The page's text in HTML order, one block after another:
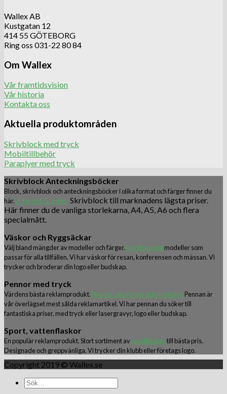
Wallex AB
Kustgatan 12
414 55 GÖTEBORG
Ring oss 031-22 80 84
Om Wallex
Vår framtidsvision
Vår historia
Kontakta oss
Aktuella produktområden
Skrivblock med tryck
Mobiltillbehör
Paraplyer med tryck
Skrivblock Anteckningsböcker
Block, skrivblock och anteckningsböcker i olika format och färger finner du
här.Vi har det du söker. Skrivblock till marknadens lägsta priser.
Här finner du de vanliga storlekarna, A4, A5, A6 och flera
specialmått.
Väskor och Ryggsäckar
Välj bland mängder av modeller och färger. Här finner du modeller som
passar för alla tillfällen. Vi har väskor för resan, konferensen och mässan. Vi
trycker och broderar din logo eller budskap.
Pennor med tryck
Värdens bästa reklamprodukt. Pennor i alla färger och modeller. Pennan är
vår överlägset mest sålda reklamartikel. Vi har pennan du söker till
fantastiska priser, med tryck eller lasergravyr, logo eller budskap.
Sport, vattenflaskor
En populär reklamprodukt. Stort sortiment avsportflaskortill bästa pris.
Designade och greppvänliga. Vi trycker din klubb eller företags logo.
Copyright 2019 © Wallex.se